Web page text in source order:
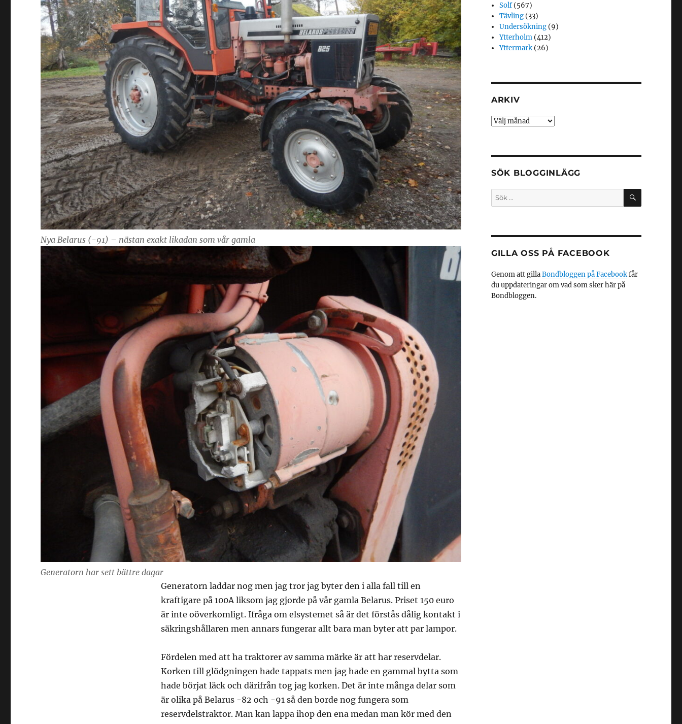
Nya Belarus (-91) – nästan exakt likadan som vår gamla
Generatorn har sett bättre dagar
Generatorn laddar nog men jag tror jag byter den i alla fall till en
kraftigare på 100A liksom jag gjorde på vår gamla Belarus. Priset 150 euro
är inte oöverkomligt. Ifråga om elsystemet så är det förstås dålig kontakt i
säkringshållaren men annars fungerar allt bara man byter att par lampor.
Fördelen med att ha traktorer av samma märke är att har reservdelar.
Korken till glödgningen hade tappats men jag hade en gammal bytta som
hade börjat läck och därifrån tog jag korken. Det är inte många delar som
är olika på Belarus -82 och -91 så den borde nog fungera som
reservdelstraktor. Man kan lappa ihop den ena medan man kör med den
Solf(567)
Tävling (33)
Undersökning (9)
Ytterholm (412)
Yttermark (26)
ARKIV
Arkiv
SÖK BLOGGINLÄGG
Sök
efter:
SÖK
GILLA OSS PÅ FACEBOOK
Genom att gillaBondbloggen på Facebookfår
du uppdateringar om vad som sker här på
Bondbloggen.